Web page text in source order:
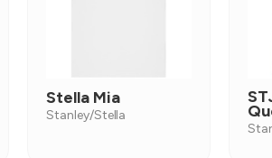
Stella Mia
Stanley/Stella